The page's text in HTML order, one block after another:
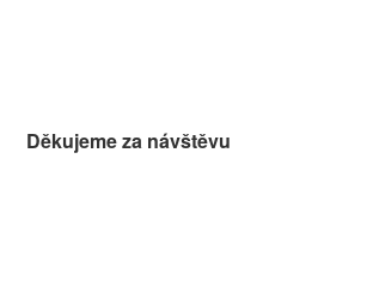
Děkujeme za návštěvu